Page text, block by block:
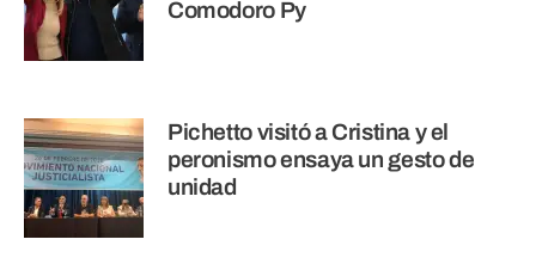
Comodoro Py
Pichetto visitó a Cristina y el
peronismo ensaya un gesto de
unidad